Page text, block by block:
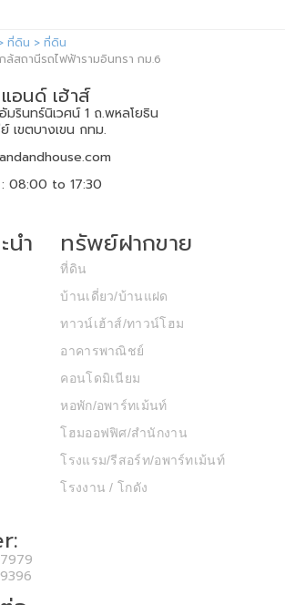
ที่ดิน
ที่ดิน
ล้สถานีรถไฟฟ้ารามอินทรา กม.6
อนด์ เฮ้าส์
รินทร์นิเวศน์ 1 ถ.พหลโยธิน
เขตบางเขน กทม.
: 08:00 to 17:30
นำ ทรัพย์ฝากขาย
ที่ดิน
บ้านเดี่ยว/บ้านแฝด
ทาวน์เฮ้าส์/ทาวน์โฮม
อาคารพาณิชย์
คอนโดมิเนียม
หอพัก/อพาร์ทเม้นท์
โฮมออฟฟิศ/สำนักงาน
โรงแรม/รีสอร์ท/อพาร์ทเม้นท์
โรงงาน / โกดัง